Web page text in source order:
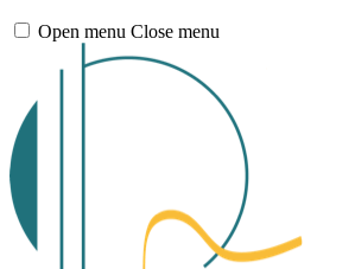
Open menu Close menu